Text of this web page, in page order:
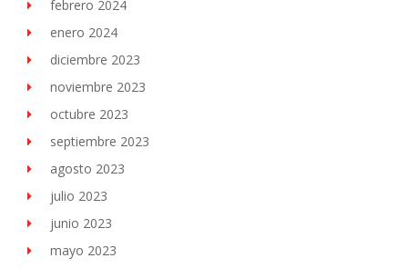
febrero 2024
enero 2024
diciembre 2023
noviembre 2023
octubre 2023
septiembre 2023
agosto 2023
julio 2023
junio 2023
mayo 2023